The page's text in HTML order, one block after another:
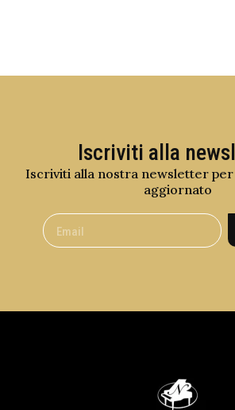
Iscriviti alla
Iscriviti alla nostra newsletter
aggiornato